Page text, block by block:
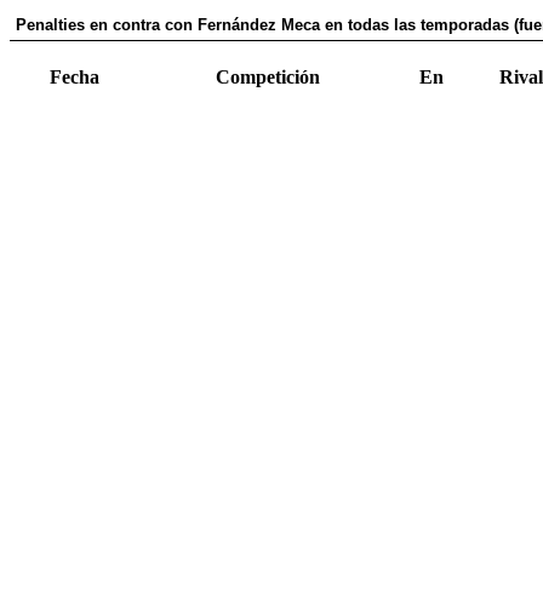
Penalties en contra con Fernández Meca en todas las temporadas
Fecha Competición En Rival